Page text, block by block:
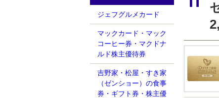
ジェフグルメカード
マックカード・マック
コーヒー券・マクドナ
ルド株主優待券
吉野家・松屋・すき家
（ゼンショー）の食事
券・ギフト券・株主優